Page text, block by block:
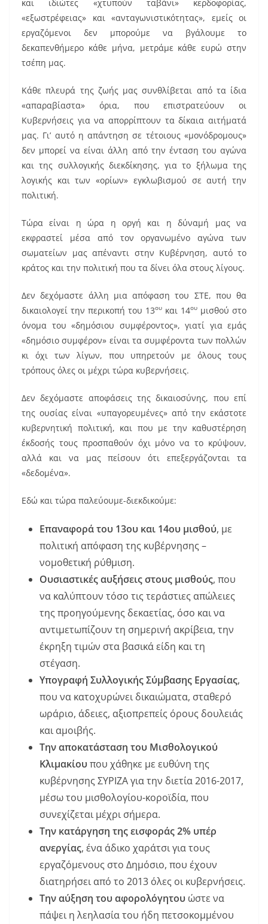
και ιδιώτες «χτυπούν ταβάνι» κερδοφορίας,
«εξωστρέφειας» και «ανταγωνιστικότητας», εμείς οι
εργαζόμενοι δεν μπορούμε να βγάλουμε το
δεκαπενθήμερο κάθε μήνα, μετράμε κάθε ευρώ στην
τσέπη μας.
Κάθε πλευρά της ζωής μας συνθλίβεται από τα ίδια
«απαραβίαστα» όρια, που επιστρατεύουν οι
Κυβερνήσεις για να απορρίπτουν τα δίκαια αιτήματά
μας. Γι’ αυτό η απάντηση σε τέτοιους «μονόδρομους»
δεν μπορεί να είναι άλλη από την ένταση του αγώνα
και της συλλογικής διεκδίκησης, για το ξήλωμα της
λογικής και των «ορίων» εγκλωβισμού σε αυτή την
πολιτική.
Τώρα είναι η ώρα η οργή και η δύναμή μας να
εκφραστεί μέσα από τον οργανωμένο αγώνα των
σωματείων μας απέναντι στην Κυβέρνηση, αυτό το
κράτος και την πολιτική που τα δίνει όλα στους λίγους.
Δεν δεχόμαστε άλλη μια απόφαση του ΣΤΕ, που θα
δικαιολογεί την περικοπή του 13ου και 14ου μισθού στο
όνομα του «δημόσιου συμφέροντος», γιατί για εμάς
«δημόσιο συμφέρον» είναι τα συμφέροντα των πολλών
κι όχι των λίγων, που υπηρετούν με όλους τους
τρόπους όλες οι μέχρι τώρα κυβερνήσεις.
Δεν δεχόμαστε αποφάσεις της δικαιοσύνης, που επί
της ουσίας είναι «υπαγορευμένες» από την εκάστοτε
κυβερνητική πολιτική, και που με την καθυστέρηση
έκδοσής τους προσπαθούν όχι μόνο να το κρύψουν,
αλλά και να μας πείσουν ότι επεξεργάζονται τα
«δεδομένα».
Εδώ και τώρα παλεύουμε-διεκδικούμε:
Επαναφορά του 13ου και 14ου μισθού, με
πολιτική απόφαση της κυβέρνησης –
νομοθετική ρύθμιση.
Ουσιαστικές αυξήσεις στους μισθούς, που
να καλύπτουν τόσο τις τεράστιες απώλειες
της προηγούμενης δεκαετίας, όσο και να
αντιμετωπίζουν τη σημερινή ακρίβεια, την
έκρηξη τιμών στα βασικά είδη και τη
στέγαση.
Υπογραφή Συλλογικής Σύμβασης Εργασίας,
που να κατοχυρώνει δικαιώματα, σταθερό
ωράριο, άδειες, αξιοπρεπείς όρους δουλειάς
και αμοιβής.
Την αποκατάσταση του Μισθολογικού
Κλιμακίουπου χάθηκε με ευθύνη της
κυβέρνησης ΣΥΡΙΖΑ για την διετία 2016-2017,
μέσω του μισθολογίου-κοροϊδία, που
συνεχίζεται μέχρι σήμερα.
Την κατάργηση της εισφοράς 2% υπέρ
ανεργίας, ένα άδικο χαράτσι για τους
εργαζόμενους στο Δημόσιο, που έχουν
διατηρήσει από το 2013 όλες οι κυβερνήσεις.
Την αύξηση του αφορολόγητου ώστε να
πάψει η λεηλασία του ήδη πετσοκομμένου